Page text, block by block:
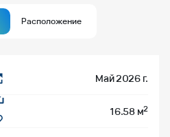
Расположение
Май 2026 г.
16.58 м2